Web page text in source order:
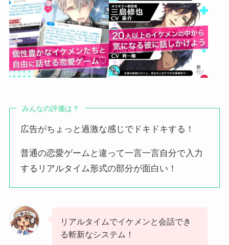
みんなの評価は？
広告がちょっと過激な感じでドキドキする！
普通の恋愛ゲームと違って一言一言自分で入力
するリアルタイム形式の部分が面白い！
リアルタイムでイケメンと会話でき
る斬新なシステム！